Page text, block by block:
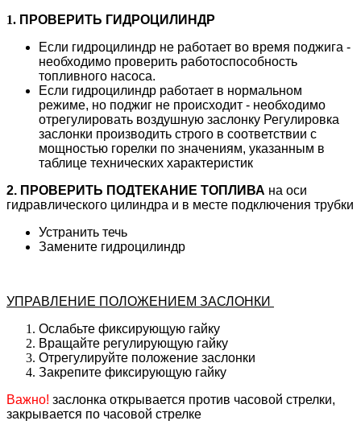
1. ПРОВЕРИТЬ ГИДРОЦИЛИНДР
Если гидроцилиндр не работает во время поджига -
необходимо проверить работоспособность
топливного насоса.
Если гидроцилиндр работает в нормальном
режиме, но поджиг не происходит - необходимо
отрегулировать воздушную заслонку Регулировка
заслонки производить строго в соответствии с
мощностью горелки по значениям, указанным в
таблице технических характеристик
2. ПРОВЕРИТЬ ПОДТЕКАНИЕ ТОПЛИВА на оси
гидравлического цилиндра и в месте подключения трубки
Устранить течь
Замените гидроцилиндр
УПРАВЛЕНИЕ ПОЛОЖЕНИЕМ ЗАСЛОНКИ
Ослабьте фиксирующую гайку
Вращайте регулирующую гайку
Отрегулируйте положение заслонки
Закрепите фиксирующую гайку
Важно! заслонка открывается против часовой стрелки,
закрывается по часовой стрелке